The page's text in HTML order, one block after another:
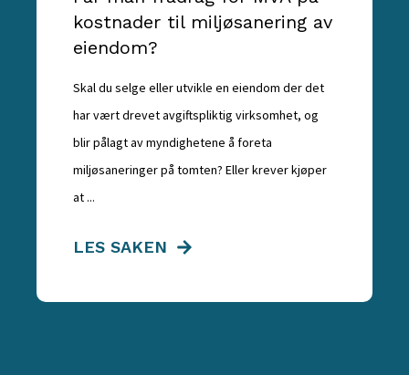
kostnader til miljøsanering av
eiendom?
Skal du selge eller utvikle en eiendom der det
har vært drevet avgiftspliktig virksomhet, og
blir pålagt av myndighetene å foreta
miljøsaneringer på tomten? Eller krever kjøper
at ...
LES SAKEN